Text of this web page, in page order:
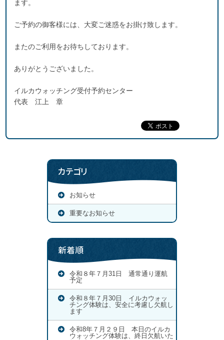
ます。
ご予約の御客様には、大変ご迷惑をお掛け致します。
またのご利用をお待ちしております。
ありがとうございました。
イルカウォッチング受付予約センター
代表 江上 章
カテゴリ
お知らせ
重要なお知らせ
新着順
令和８年７月31日 通常通り運航
予定
令和８年７月30日 イルカウォッ
チング体験は、安全に考慮し欠航し
ます
令和8年７月２９日 本日のイルカ
ウォッチング体験は、終日欠航いた